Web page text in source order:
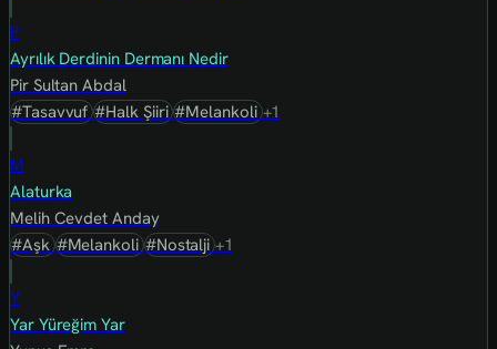
P
Ayrılık Derdinin Dermanı Nedir
Pir Sultan Abdal
#Tasavvuf#Halk Şiiri#Melankoli+1
M
Alaturka
Melih Cevdet Anday
#Aşk#Melankoli#Nostalji+1
Y
Yar Yüreğim Yar